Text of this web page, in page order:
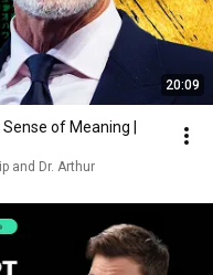
20:09
of Meaning |
and Dr. Arthur